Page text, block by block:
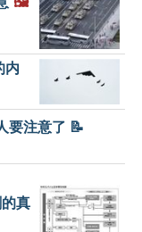
内
要注意了 📝
真